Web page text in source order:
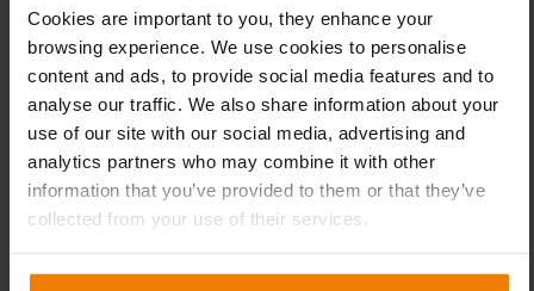
Cookies are important to you, they enhance your
browsing experience. We use cookies to personalise
content and ads, to provide social media features and to
analyse our traffic. We also share information about your
use of our site with our social media, advertising and
analytics partners who may combine it with other
information that you’ve provided to them or that they’ve
collected from your use of their services.
Lager anstrebt, kann verschiedene Ansätze verfolgen. So
kann es beispielsweise hilfreich sein, die eigene
Disposition sowie die eigenenStammdateneinem tieferen
Blick zu unterwerfen.
Erfahren Sie hier, wie Stammdaten
den Erfolg digitaler Strategien